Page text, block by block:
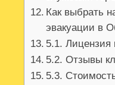
Как выбрать
эвакуации в
5.1. Лицензия
5.2. Отзывы
5.3.